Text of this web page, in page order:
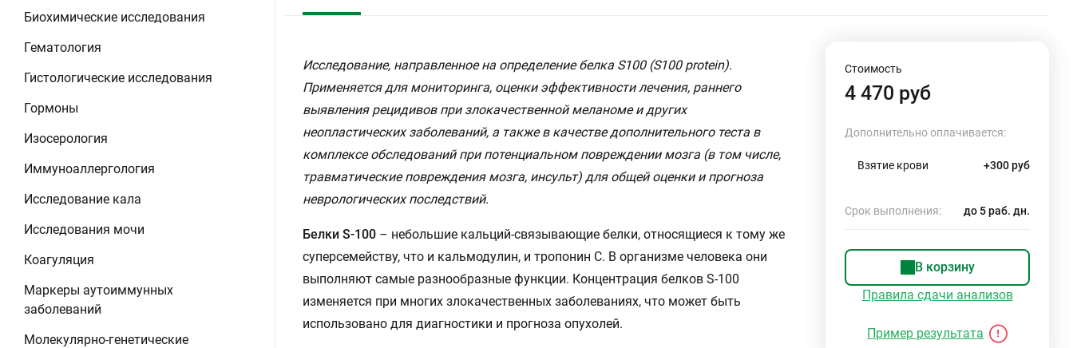
Биохимические исследования
Гематология
Гистологические исследования
Гормоны
Изосерология
Иммуноаллергология
Исследование кала
Исследования мочи
Коагуляция
Маркеры аутоиммунных
заболеваний
Молекулярно-генетические
Исследование, направленное на определение белка S100 (S100 protein).
Применяется для мониторинга, оценки эффективности лечения, раннего
выявления рецидивов при злокачественной меланоме и других
неопластических заболеваний, а также в качестве дополнительного теста в
комплексе обследований при потенциальном повреждении мозга (в том числе,
травматические повреждения мозга, инсульт) для общей оценки и прогноза
неврологических последствий.
Белки S-100 – небольшие кальций-связывающие белки, относящиеся к тому же
суперсемейству, что и кальмодулин, и тропонин C. В организме человека они
выполняют самые разнообразные функции. Концентрация белков S-100
изменяется при многих злокачественных заболеваниях, что может быть
использовано для диагностики и прогноза опухолей.
Стоимость
4 470 руб
Дополнительно оплачивается:
Взятие крови +300 руб
Срок выполнения: до 5 раб. дн.
В корзину
Правила сдачи анализов
Пример результата